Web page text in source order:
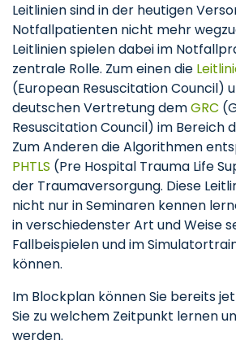
Leitlinien sind in der heutigen
Notfallpatienten nicht mehr
Leitlinien spielen dabei im
zentrale Rolle. Zum einen die
(European Resuscitation Council)
deutschen Vertretung demGRC
Resuscitation Council) im Bereich
Zum Anderen die Algorithmen
PHTLS (Pre Hospital Trauma Life
der Traumaversorgung. Diese
nicht nur in Seminaren kennen
in verschiedenster Art und Weise
Fallbeispielen und im
können.
Im Blockplan können Sie bereits
Sie zu welchem Zeitpunkt lernen
werden.